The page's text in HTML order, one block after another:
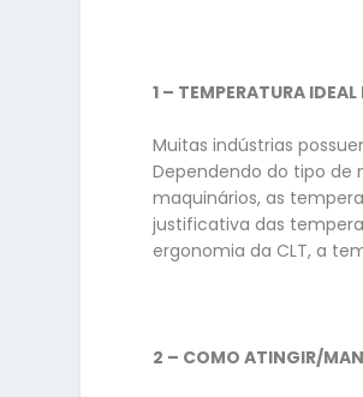
1 – TEMPERATURA
Muitas indústrias
Dependendo do tipo de
maquinários, as
justificativa das
ergonomia da CLT, a
2 – COMO ATINGIR/